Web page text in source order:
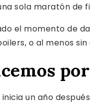
sola maratón de
el momento de
o al menos
un año